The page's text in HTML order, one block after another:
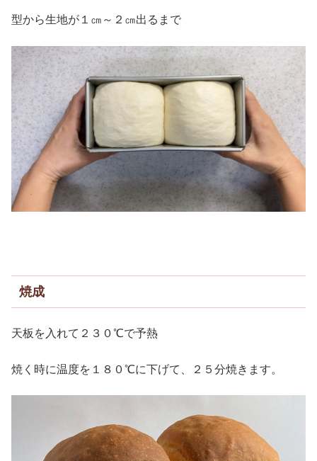
型から生地が１㎝～２㎝出るまで
焼成
天板を入れて２３０℃で予熱
焼く時に温度を１８０℃に下げて、２５分焼きます。